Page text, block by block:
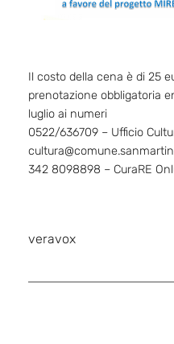
Il costo della cena è di 25
prenotazione obbligatoria
luglio ai numeri
0522/636709 – Ufficio
342 8098898 – CuraRE
veravox